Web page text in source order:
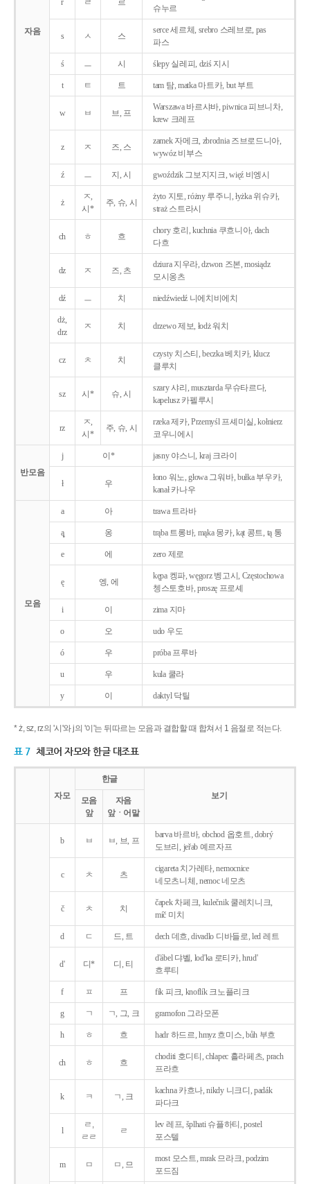
자음
r ㄹ 르
슈누르
s ㅅ 스
serce 세르체, srebro 스레브로, pas
파스
ś ㅡ 시 ślepy 실레피, dziś 지시
t ㅌ 트 tam 탐, matka 마트카, but 부트
w ㅂ 브, 프
Warszawa 바르샤바, piwnica 피브니차,
krew 크레프
z ㅈ 즈, 스
zamek 자메크, zbrodnia 즈브로드니아,
wywóz 비부스
ź ㅡ 지, 시 gwoździk 그보지지크, więź 비엥시
ż
ㅈ,
시*
주, 슈, 시
żyto 지토, różny 루주니, łyżka 위슈카,
straż 스트라시
ch ㅎ 흐
chory 호리, kuchnia 쿠흐니아, dach
다흐
dz ㅈ 즈, 츠
dziura 지우라, dzwon 즈본, mosiądz
모시옹츠
dź ㅡ 치 niedźwiedź 니에치비에치
dż,
drz
ㅈ 치 drzewo 제보, łodż 워치
cz ㅊ 치
czysty 치스티, beczka 베치카, klucz
클루치
sz 시* 슈, 시
szary 샤리, musztarda 무슈타르다,
kapelusz 카펠루시
rz
ㅈ,
시*
주, 슈, 시
rzeka 제카, Przemyśl 프셰미실, kołnierz
코우니에시
반모음
j 이* jasny 야스니, kraj 크라이
ł 우
łono 워노, głowa 그워바, bułka 부우카,
kanał 카나우
모음
a 아 trawa 트라바
ą̨ 옹 trąba 트롱바, mąka 몽카, kąt 콩트, tą 통
e 에 zero 제로
ę 엥, 에
kępa 켕파, węgorz 벵고시, Częstochowa
쳉스토호바, proszę 프로셰
i 이 zima 지마
o 오 udo 우도
ó 우 próba 프루바
u 우 kula 쿨라
y 이 daktyl 닥틸
* ż, sz, rz의 '시'와 j의 '이'는 뒤따르는 모음과 결합할 때 합쳐서 1 음절로 적는다.
표 7 체코어 자모와 한글 대조표
자모
한글
보기
모음
앞
자음
앞ㆍ어말
b ㅂ ㅂ, 브, 프
barva 바르바, obchod 옵호트, dobrý
도브리, jeřab 예르자프
c ㅊ 츠
cigareta 치가레타, nemocnice
네모츠니체, nemoc 네모츠
č ㅊ 치
čapek 차페크, kulečnik 쿨레치니크,
míč 미치
d ㄷ 드, 트 dech 데흐, divadlo 디바들로, led 레트
d' 디* 디, 티
d'ábel 댜벨, lod'ka 로티카, hrud'
흐루티
f ㅍ 프 fík 피크, knoflík 크노플리크
g ㄱ ㄱ, 그, 크 gramofon 그라모폰
h ㅎ 흐 hadr 하드르, hmyz 흐미스, bůh 부흐
ch ㅎ 흐
choditi 호디티, chlapec 흘라페츠, prach
프라흐
k ㅋ ㄱ, 크
kachna 카흐나, nikdy 니크디, padák
파다크
l
ㄹ,
ㄹㄹ
ㄹ
lev 레프, šplhati 슈플하티, postel
포스텔
m ㅁ ㅁ, 므
most 모스트, mrak 므라크, podzim
포드짐